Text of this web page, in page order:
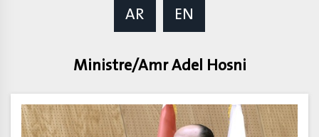
AR
EN
Ministre/Amr Adel Hosni